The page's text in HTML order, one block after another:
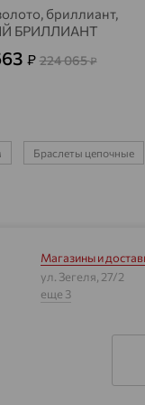
бриллиант,
БРИЛЛИАНТ
₽ 224 065₽
Браслеты цепочные
Магазины и
ул. Зегеля, 27/2
еще 3